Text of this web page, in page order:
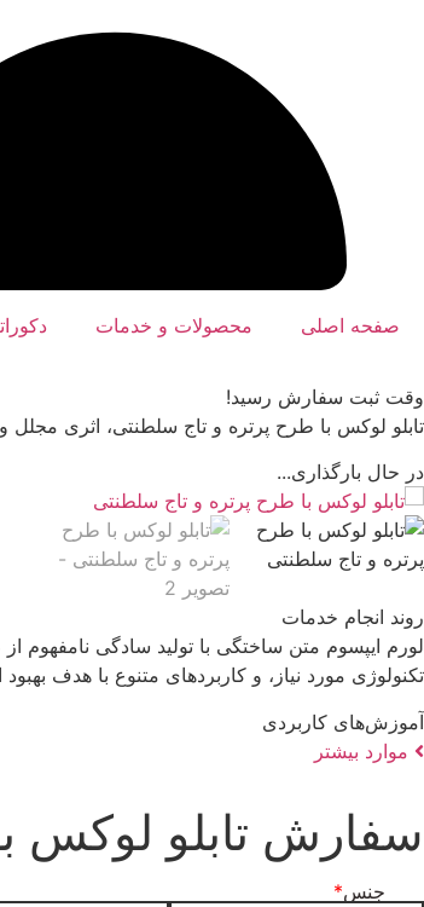
صفحه اصلی محصولات و خدمات
وقت ثبت سفارش رسید!
تابلو لوکس با طرح پرتره و تاج سلطنتی، اثری
در حال بارگذاری...
روند انجام خدمات
لورم ایپسوم متن ساختگی با تولید سادگی
تکنولوژی مورد نیاز، و کاربردهای متنوع با هدف
آموزش‌های کاربردی
موارد بیشتر
سفارش تابلو لوکس
*جنس